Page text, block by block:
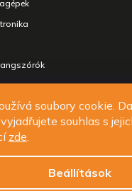
soubory cookie.
souhlas s
zde.
Beállítások
2026ALIGATOR - telefony,
příslušenství
Süti beállítások szerkesztése
Shoptak.cz| Platforma